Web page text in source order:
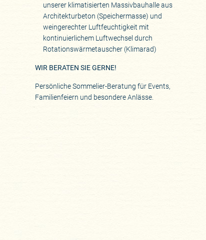
unserer klimatisierten Massivbauhalle aus
Architekturbeton (Speichermasse) und
weingerechter Luftfeuchtigkeit mit
kontinuierlichem Luftwechsel durch
Rotationswärmetauscher (Klimarad)
WIR BERATEN SIE GERNE!
Persönliche Sommelier-Beratung für Events,
Familienfeiern und besondere Anlässe.